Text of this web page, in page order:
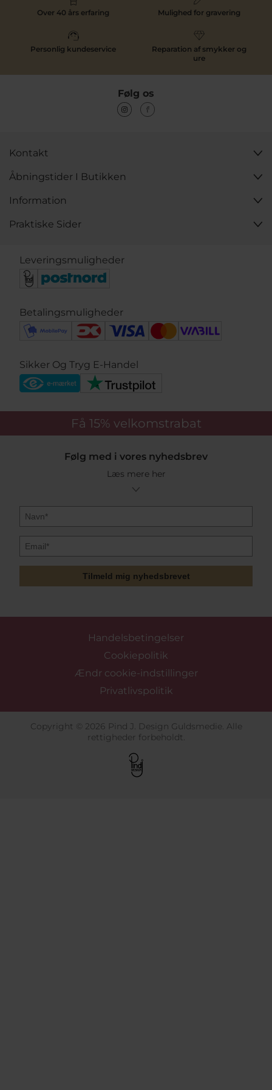
vi dig med glæde.
Giv en gave, der varer for evigt – find din drømmering
hos Pind J. Design.
Over 40 års erfaring Mulighed for gravering
Personlig kundeservice
Reparation af smykker og
ure
Følg os
Kontakt
Åbningstider I Butikken
Information
Praktiske Sider
Leveringsmuligheder
Betalingsmuligheder
Sikker Og Tryg E-Handel
Få 15% velkomstrabat
Følg med i vores nyhedsbrev
Læs mere her
Tilmeld mig nyhedsbrevet
Handelsbetingelser
Cookiepolitik
Ændr cookie-indstillinger
Privatlivspolitik
Copyright © 2026 Pind J. Design Guldsmedie. Alle
rettigheder forbeholdt.